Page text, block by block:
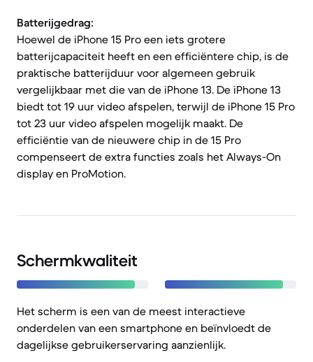
Batterijgedrag:
Hoewel de iPhone 15 Pro een iets grotere
batterijcapaciteit heeft en een efficiëntere chip, is de
praktische batterijduur voor algemeen gebruik
vergelijkbaar met die van de iPhone 13. De iPhone 13
biedt tot 19 uur video afspelen, terwijl de iPhone 15 Pro
tot 23 uur video afspelen mogelijk maakt. De
efficiëntie van de nieuwere chip in de 15 Pro
compenseert de extra functies zoals het Always-On
display en ProMotion.
Schermkwaliteit
Het scherm is een van de meest interactieve
onderdelen van een smartphone en beïnvloedt de
dagelijkse gebruikerservaring aanzienlijk.